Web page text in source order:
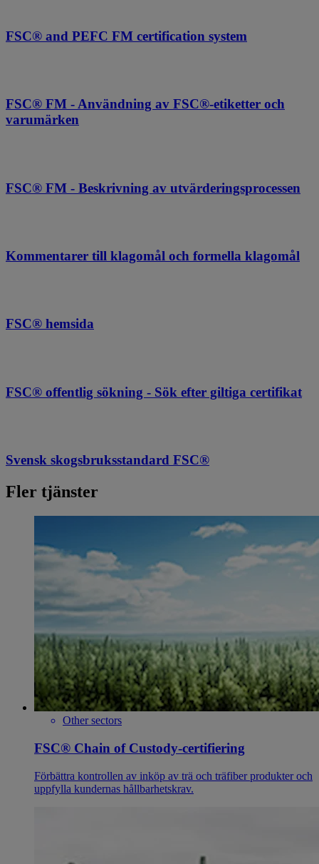
FSC® and PEFC FM certification system
FSC® FM - Användning av FSC®-etiketter och
varumärken
FSC® FM - Beskrivning av utvärderingsprocessen
Kommentarer till klagomål och formella klagomål
FSC® hemsida
FSC® offentlig sökning - Sök efter giltiga certifikat
Svensk skogsbruksstandard FSC®
Fler tjänster
Other sectors
FSC® Chain of Custody-certifiering
Förbättra kontrollen av inköp av trä och träfiber produkter och
uppfylla kundernas hållbarhetskrav.